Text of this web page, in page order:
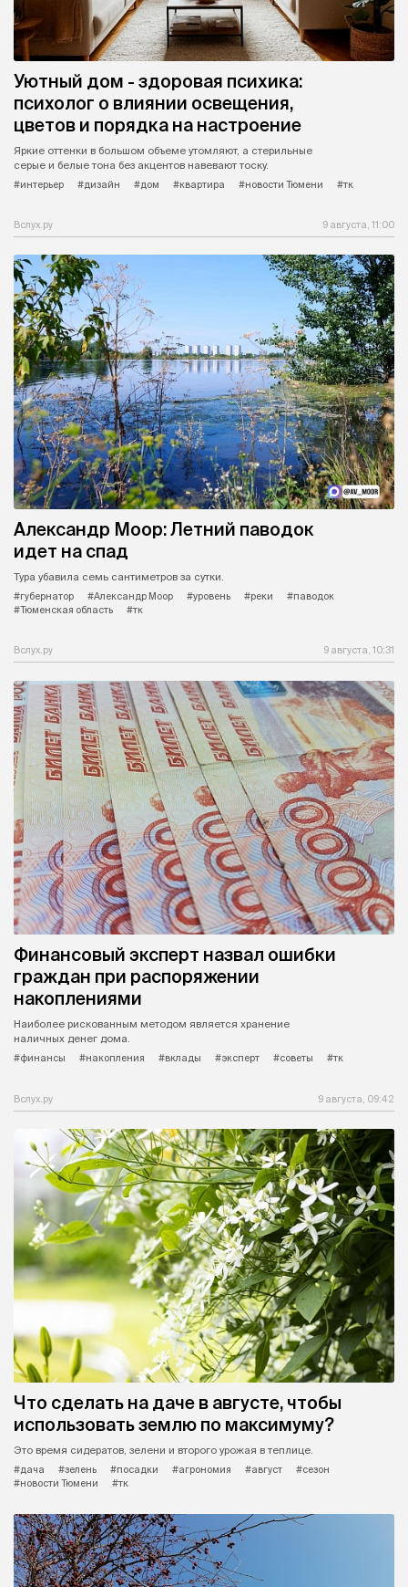
Уютный дом - здоровая психика:
психолог о влиянии освещения,
цветов и порядка на настроение
Яркие оттенки в большом объеме утомляют, а стерильные
серые и белые тона без акцентов навевают тоску.
#интерьер
#дизайн #дом #квартира #новости Тюмени #тк
Вслух.ру 9 августа, 11:00
Александр Моор: Летний паводок
идет на спад
Тура убавила семь сантиметров за сутки.
#губернатор
#Александр Моор #уровень #реки
#паводок
#Тюменская область
#тк
Вслух.ру 9 августа, 10:31
Финансовый эксперт назвал ошибки
граждан при распоряжении
накоплениями
Наиболее рискованным методом является хранение
наличных денег дома.
#финансы
#накопления #вклады #эксперт #советы #тк
Вслух.ру 9 августа, 09:42
Что сделать на даче в августе, чтобы
использовать землю по максимуму?
Это время сидератов, зелени и второго урожая в теплице.
#дача
#зелень #посадки #агрономия #август
#сезон
#новости Тюмени
#тк